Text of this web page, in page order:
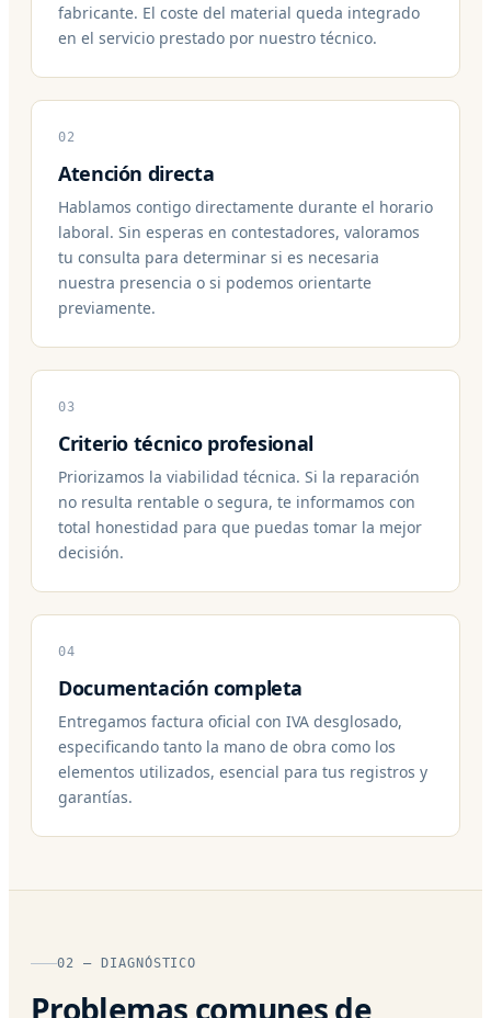
fabricante. El coste del material queda integrado
en el servicio prestado por nuestro técnico.
02
Atención directa
Hablamos contigo directamente durante el horario
laboral. Sin esperas en contestadores, valoramos
tu consulta para determinar si es necesaria
nuestra presencia o si podemos orientarte
previamente.
03
Criterio técnico profesional
Priorizamos la viabilidad técnica. Si la reparación
no resulta rentable o segura, te informamos con
total honestidad para que puedas tomar la mejor
decisión.
04
Documentación completa
Entregamos factura oficial con IVA desglosado,
especificando tanto la mano de obra como los
elementos utilizados, esencial para tus registros y
garantías.
02 — DIAGNÓSTICO
Problemas comunes de